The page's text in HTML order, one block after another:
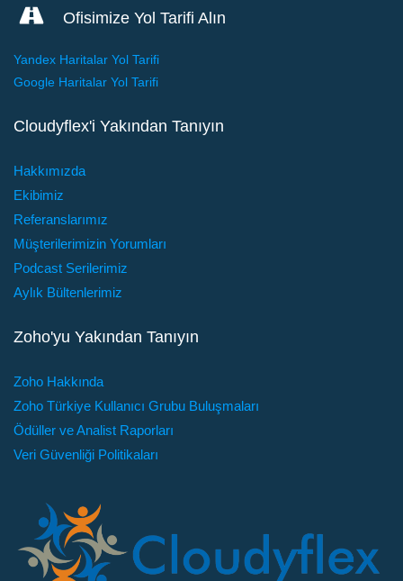
Ofisimize Yol Tarifi Alın
Yandex Haritalar Yol Tarifi
Google Haritalar Yol Tarifi
Cloudyflex'i Yakından Tanıyın
Hakkımızda
Ekibimiz
Referanslarımız
Müşterilerimizin Yorumları
Podcast Serilerimiz
Aylık Bültenlerimiz
Zoho'yu Yakından Tanıyın
Zoho Hakkında
Zoho Türkiye Kullanıcı Grubu Buluşmaları
Ödüller ve Analist Raporları
Veri Güvenliği Politikaları